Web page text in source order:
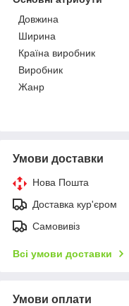
Довжина
Ширина
Країна виробник
Виробник
Жанр
Умови доставки
Нова Пошта
Доставка кур'єром
Самовивіз
Всі умови доставки
Умови оплати